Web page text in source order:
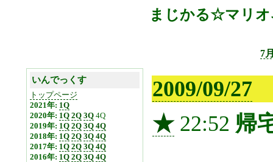
まじかる☆マリオ
7
いんでっくす
トップページ
2021年: 1Q
2020年: 1Q 2Q 3Q 4Q
2019年: 1Q 2Q 3Q 4Q
2018年: 1Q 2Q 3Q 4Q
2017年: 1Q 2Q 3Q 4Q
2016年: 1Q 2Q 3Q 4Q
2009/09/27
★ 22:52 帰